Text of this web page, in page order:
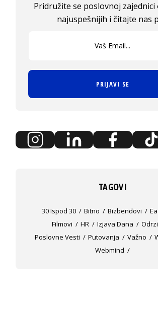
Pridružite se poslovnoj zajednici
najuspešnijih i čitajte nas
PRIJAVI SE
TAGOVI
30 Ispod 30 Bitno Bizbendovi
Filmovi
HR Izjava Dana
Poslovne Vesti
Putovanja Važno
Webmind